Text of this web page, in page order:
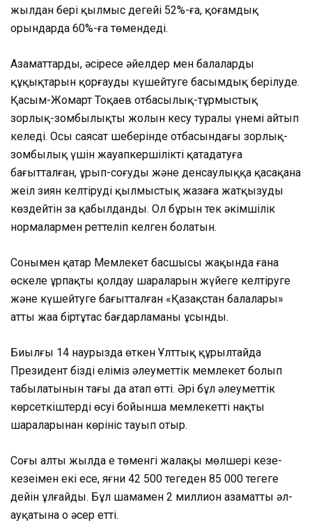
жылдан бері қылмыс деңгейі 52%-ға, қоғамдық
орындарда 60%-ға төмендеді.
Азаматтардың, әсіресе әйелдер мен балалардың
құқықтарын қорғауды күшейтуге басымдық берілуде.
Қасым-Жомарт Тоқаев отбасылық-тұрмыстық
зорлық-зомбылықтың жолын кесу туралы үнемі айтып
келеді. Осы саясат шеңберінде отбасындағы зорлық-
зомбылық үшін жауапкершілікті қатаңдатуға
бағытталған, ұрып-соғуды және денсаулыққа қасақана
жеңіл зиян келтіруді қылмыстық жазаға жатқызуды
көздейтін заң қабылданды. Ол бұрын тек әкімшілік
нормалармен реттеліп келген болатын.
Сонымен қатар Мемлекет басшысы жақында ғана
өскелең ұрпақты қолдау шараларын жүйеге келтіруге
және күшейтуге бағытталған «Қазақстан балалары»
атты жаңа біртұтас бағдарламаны ұсынды.
Биылғы 14 наурызда өткен Ұлттық құрылтайда
Президент біздің еліміз әлеуметтік мемлекет болып
табылатынын тағы да атап өтті. Әрі бұл әлеуметтік
көрсеткіштердің өсуі бойынша мемлекеттің нақты
шараларынан көрініс тауып отыр.
Соңғы алты жылда ең төменгі жалақы мөлшері кезең-
кезеңімен екі есе, яғни 42 500 теңгеден 85 000 теңгеге
дейін ұлғайды. Бұл шамамен 2 миллион азаматтың әл-
ауқатына оң әсер етті.